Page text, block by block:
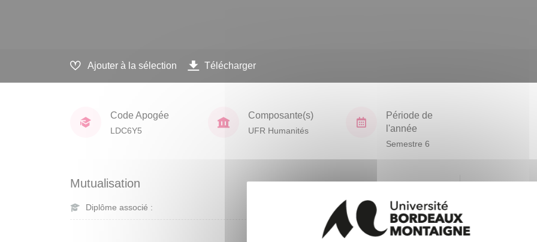
Ajouter à la sélection Télécharger
Code Apogée
LDC6Y5
Composante(s)
UFR Humanités
Période de
l'année
Semestre 6
Mutualisation
Diplôme associé : crédits ECTS